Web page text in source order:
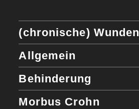
(chronische) Wunden
Allgemein
Behinderung
Morbus Crohn